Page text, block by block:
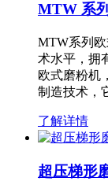
MTW 系
MTW系列
术水平，拥
欧式磨粉机
制造技术，
了解详情
超压梯形